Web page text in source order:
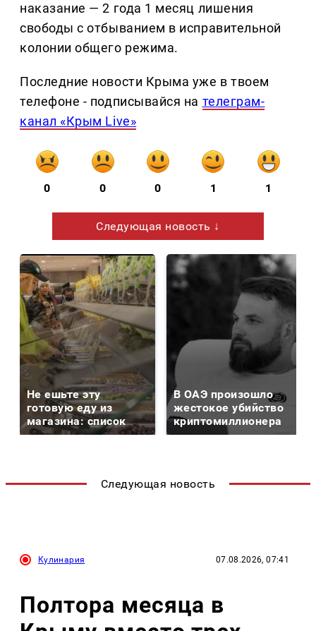
наказание — 2 года 1 месяц лишения
свободы с отбыванием в исправительной
колонии общего режима.
Последние новости Крыма уже в твоем
телефоне - подписывайся на телеграм-
канал «Крым Live»
0 0 0 1 1
Следующая новость ↓
Не ешьте эту
готовую еду из
магазина: список
В ОАЭ произошло
жестокое убийство
криптомиллионера
Следующая новость
Кулинария 07.08.2026, 07:41
Полтора месяца в